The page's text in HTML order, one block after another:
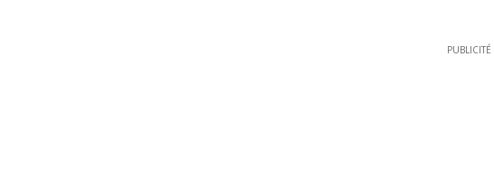
PUBLICITÉ